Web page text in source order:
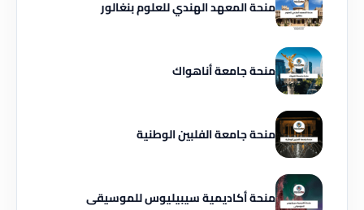
منحة المعهد الهندي للعلوم بنغالور
منحة جامعة أناهواك
منحة جامعة الفلبين الوطنية
منحة أكاديمية سيبيليوس للموسيقى